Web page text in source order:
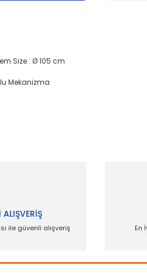
Size : Ø 105 cm
Mekanizma
diğer sitelerden daha pahalı.
benzer farklı alternatifler olmalı.
ile güvenli alışveriş En